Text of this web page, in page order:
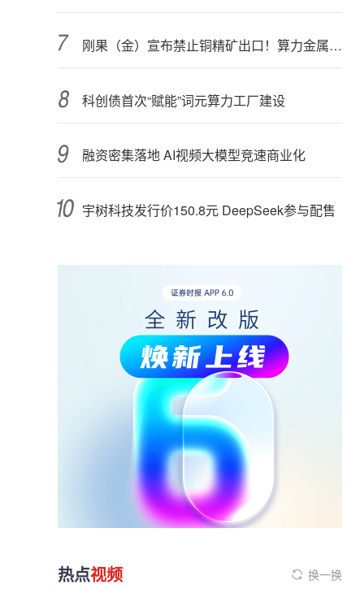
刚果（金）宣布禁止铜精矿出口！算力金属影响多大？
科创债首次“赋能”词元算力工厂建设
融资密集落地 AI视频大模型竞速商业化
宇树科技发行价150.8元 DeepSeek参与配售
热点视频 换一换